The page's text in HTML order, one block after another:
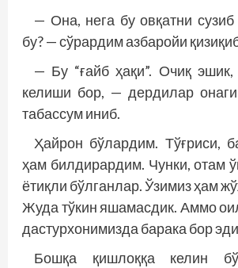
— Она, нега бу овқатни сузиб
бу? — сўрардим азбаройи
— Бу “ғайб ҳақи”. Очиқ
келиши бор, — дердилар
табассум иниб.
Ҳайрон бўлардим. Тўғриси,
ҳам билдирардим. Чунки, отам
ётиқли бўлганлар. Ўзимиз ҳам
Жуда тўкин яшамасдик. Аммо
дастурхонимизда барака бор
Бошқа қишлоққа келин